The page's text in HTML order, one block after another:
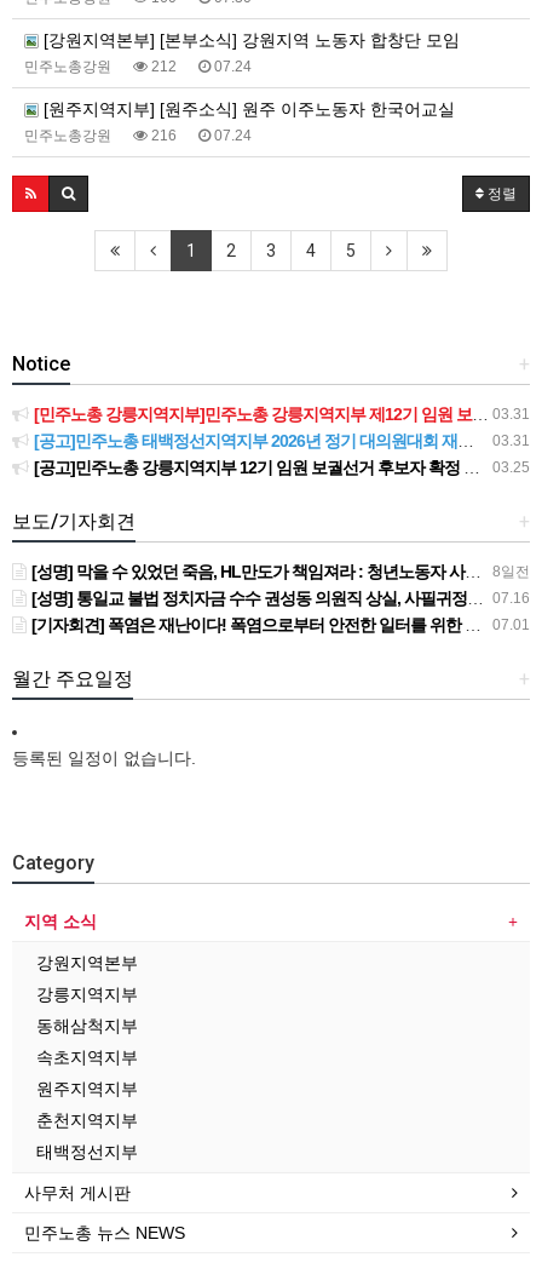
[강원지역본부] [본부소식] 강원지역 노동자 합창단 모임
민주노총강원 212 07.24
[원주지역지부] [원주소식] 원주 이주노동자 한국어교실
민주노총강원 216 07.24
정렬
1 2 3 4 5
+
Notice
03.31
[민주노총 강릉지역지부]민주노총 강릉지역지부 제12기 임원 보궐선거결과 공고
03.31
[공고]민주노총 태백정선지역지부 2026년 정기 대의원대회 재소집 건
03.25
[공고]민주노총 강릉지역지부 12기 임원 보궐선거 후보자 확정 공고
+
보도/기자회견
8일전
[성명] 막을 수 있었던 죽음, HL만도가 책임져라 : 청년노동자 사망사고의 철저한 진상규명과 재발방지 대책 마련하라
07.16
[성명] 통일교 불법 정치자금 수수 권성동 의원직 상실, 사필귀정이다
07.01
[기자회견] 폭염은 재난이다! 폭염으로부터 안전한 일터를 위한 민주노총 강원지역본부 폭염감시단 선포 기자회견
+
월간 주요일정
등록된 일정이 없습니다.
Category
지역 소식
강원지역본부
강릉지역지부
동해삼척지부
속초지역지부
원주지역지부
춘천지역지부
태백정선지부
사무처 게시판
민주노총 뉴스 NEWS